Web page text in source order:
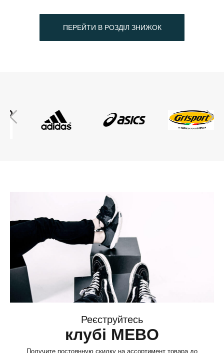
ПЕРЕЙТИ В РОЗДІЛ ЗНИЖОК
Реєструйтесь
клубі MEBO
Получите постоянную скидку на ассортимент товара до